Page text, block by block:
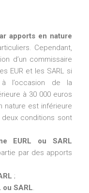
apports en nature
Cependant,
d’un commissaire
EUR et les SARL si
l’occasion de la
à 30 000 euros
nature est inférieure
conditions sont
EURL ou SARL
par des apports
;
ou SARL.